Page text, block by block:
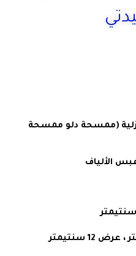
(ممسحة دلو ممسحة
الألياف